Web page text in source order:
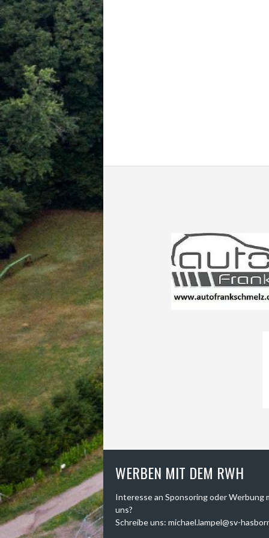
WERBEN MIT DEM RWH
Interesse an Sponsoring oder Werbung
uns?
Schreibe uns: michael.lampel@sv-